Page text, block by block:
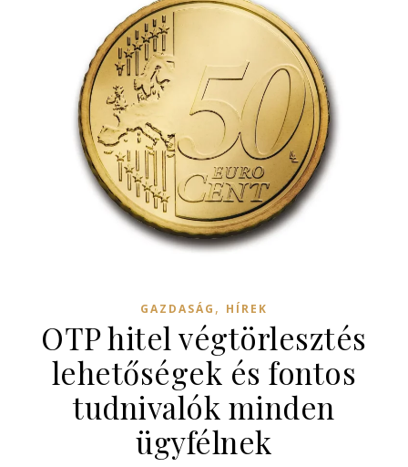
GAZDASÁG , HÍREK
OTP hitel végtörlesztés
lehetőségek és fontos
tudnivalók minden
ügyfélnek